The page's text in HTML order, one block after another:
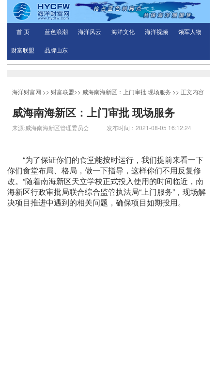
首 页 蓝色浪潮 海洋风云 海洋文化 海洋视频 领军人物
财富联盟 品牌山东
海洋财富网 >> 财富联盟>> 威海南海新区：上门审批 现场服务 >> 正文内容
威海南海新区：上门审批 现场服务
来源:威海南海新区管理委员会 发布时间：2021-08-05 16:12:24
“为了保证你们的食堂能按时运行，我们提前来看一下
你们食堂布局、格局，做一下指导，这样你们不用反复修
改。”随着南海新区天立学校正式投入使用的时间临近，南
海新区行政审批局联合综合监管执法局“上门服务”，现场解
决项目推进中遇到的相关问题，确保项目如期投用。